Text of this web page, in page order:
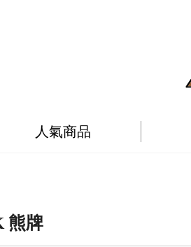
人氣商品
熊牌